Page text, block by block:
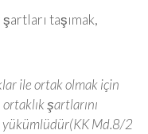
taşımak,
ile ortak olmak için
şartlarını
yükümlüdür(KK Md.8/2